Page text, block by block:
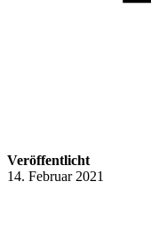
Veröffentlicht
14. Februar 2021